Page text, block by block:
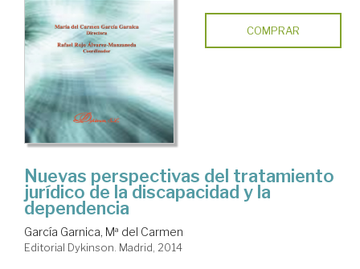
COMPRAR
Nuevas perspectivas del tratamiento
jurídico de la discapacidad y la
dependencia
García Garnica, Mª del Carmen
Editorial Dykinson. Madrid, 2014